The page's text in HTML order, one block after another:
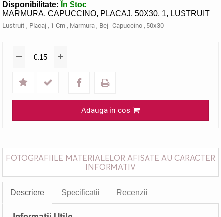
Disponibilitate: În Stoc
MARMURA, CAPUCCINO, PLACAJ, 50X30, 1, LUSTRUIT
Lustruit , Placaj, 1 Cm, Marmura, Bej, Capuccino, 50x30
Adauga in cos
FOTOGRAFIILE MATERIALELOR AFISATE AU CARACTER
INFORMATIV
Descriere Specificatii Recenzii